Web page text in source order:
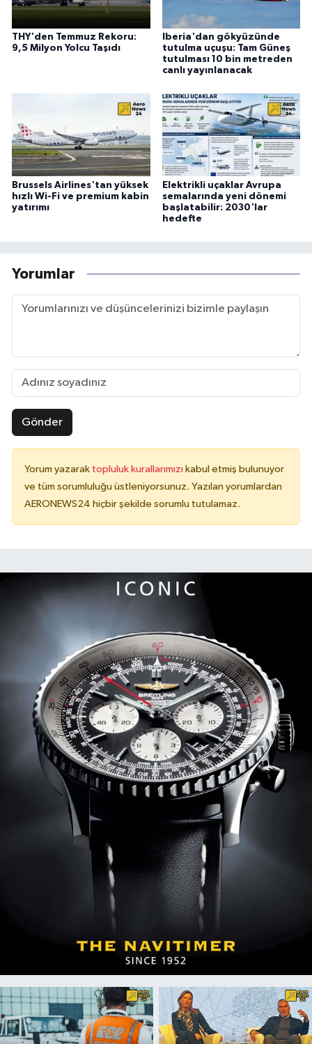
THY'den Temmuz Rekoru:
9,5 Milyon Yolcu Taşıdı
Iberia'dan gökyüzünde
tutulma uçuşu: Tam Güneş
tutulması 10 bin metreden
canlı yayınlanacak
Brussels Airlines'tan yüksek
hızlı Wi-Fi ve premium kabin
yatırımı
Elektrikli uçaklar Avrupa
semalarında yeni dönemi
başlatabilir: 2030'lar
hedefte
Yorumlar
Gönder
Yorum yazarak topluluk kurallarımızı kabul etmiş bulunuyor
ve tüm sorumluluğu üstleniyorsunuz. Yazılan yorumlardan
AERONEWS24 hiçbir şekilde sorumlu tutulamaz.